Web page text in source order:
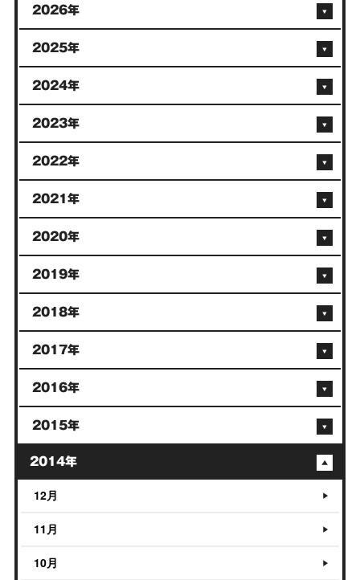
2026年
2025年
2024年
2023年
2022年
2021年
2020年
2019年
2018年
2017年
2016年
2015年
2014年
12月
11月
10月